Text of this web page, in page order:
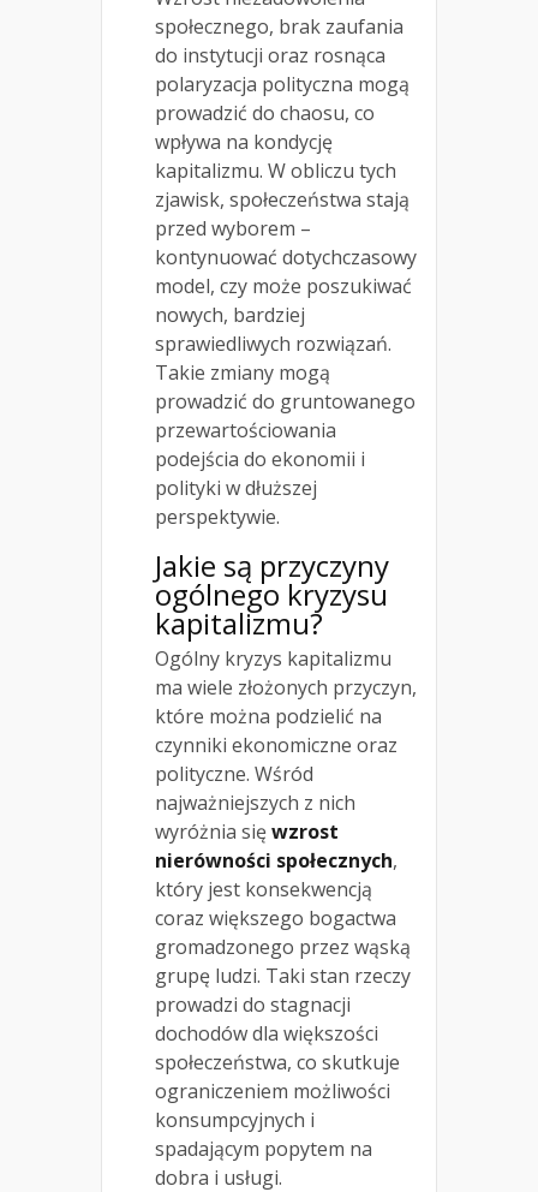
społecznego, brak zaufania
do instytucji oraz rosnąca
polaryzacja polityczna mogą
prowadzić do chaosu, co
wpływa na kondycję
kapitalizmu. W obliczu tych
zjawisk, społeczeństwa stają
przed wyborem –
kontynuować dotychczasowy
model, czy może poszukiwać
nowych, bardziej
sprawiedliwych rozwiązań.
Takie zmiany mogą
prowadzić do gruntowanego
przewartościowania
podejścia do ekonomii i
polityki w dłuższej
perspektywie.
Jakie są przyczyny
ogólnego kryzysu
kapitalizmu?
Ogólny kryzys kapitalizmu
ma wiele złożonych przyczyn,
które można podzielić na
czynniki ekonomiczne oraz
polityczne. Wśród
najważniejszych z nich
wyróżnia sięwzrost
nierówności społecznych,
który jest konsekwencją
coraz większego bogactwa
gromadzonego przez wąską
grupę ludzi. Taki stan rzeczy
prowadzi do stagnacji
dochodów dla większości
społeczeństwa, co skutkuje
ograniczeniem możliwości
konsumpcyjnych i
spadającym popytem na
dobra i usługi.